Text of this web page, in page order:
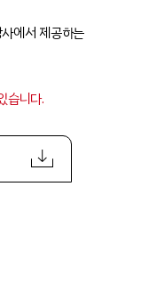
에서 제공하는
습니다.